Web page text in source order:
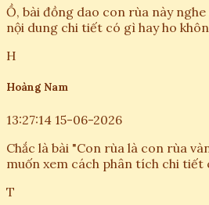
Ồ, bài đồng dao con rùa này
nội dung chi tiết có gì hay ho
H
Hoàng Nam
13:27:14 15-06-2026
Chắc là bài "Con rùa là con rùa
muốn xem cách phân tích chi tiết
T